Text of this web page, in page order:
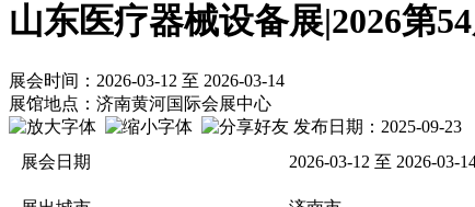
山东医疗器械设备展|2026第
展会时间：2026-03-12 至 2026-03-14
展馆地点：济南黄河国际会展中心
发布日期：2025-09-23
展会日期
2026-03-12 至 2026-03-